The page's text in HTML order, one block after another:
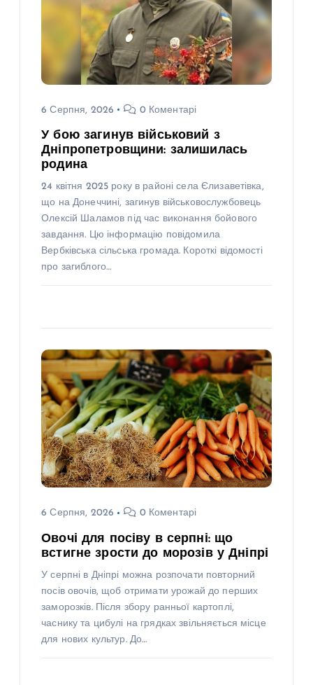
6 Серпня, 2026 0 Коментарі
У бою загинув військовий з
Дніпропетровщини: залишилась
родина
24 квітня 2025 року в районі села Єлизаветівка,
що на Донеччині, загинув військовослужбовець
Олексій Шаламов під час виконання бойового
завдання. Цю інформацію повідомила
Вербківська сільська громада. Короткі відомості
про загиблого…
6 Серпня, 2026 0 Коментарі
Овочі для посіву в серпні: що
встигне зрости до морозів у Дніпрі
У серпні в Дніпрі можна розпочати повторний
посів овочів, щоб отримати урожай до перших
заморозків. Після збору ранньої картоплі,
часнику та цибулі на грядках звільняється місце
для нових культур. До…